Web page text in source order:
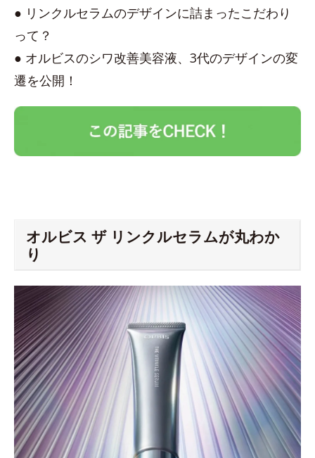
● リンクルセラムのデザインに詰まったこだわり
って？
● オルビスのシワ改善美容液、3代のデザインの変
遷を公開！
オルビス ザ リンクルセラムが丸わか
り